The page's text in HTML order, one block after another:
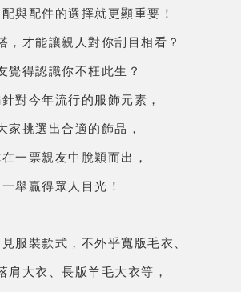
與配件的選擇就更顯重要！
，才能讓親人對你刮目相看？
覺得認識你不枉此生？
對今年流行的服飾元素，
家挑選出合適的飾品，
一票親友中脫穎而出，
一舉贏得眾人目光！
服裝款式，不外乎寬版毛衣、
肩大衣、長版羊毛大衣等，